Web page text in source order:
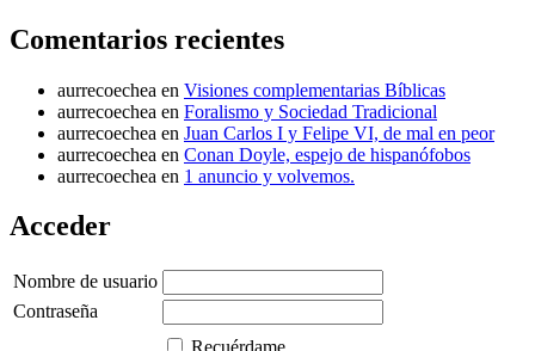
Comentarios recientes
aurrecoechea en Visiones complementarias Bíblicas
aurrecoechea en Foralismo y Sociedad Tradicional
aurrecoechea en Juan Carlos I y Felipe VI, de mal en peor
aurrecoechea en Conan Doyle, espejo de hispanófobos
aurrecoechea en 1 anuncio y volvemos.
Acceder
Nombre de usuario
Contraseña